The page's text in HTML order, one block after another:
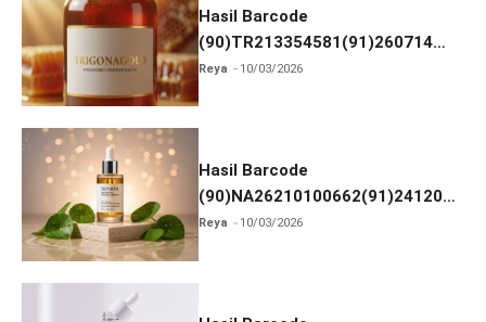
k
Hasil Barcode
(90)TR213354581(91)260714
dan Izin BPOM
Reya 10/03/2026
Hasil Barcode
(90)NA26210100662(91)241203
dan Izin BPOM
Reya 10/03/2026